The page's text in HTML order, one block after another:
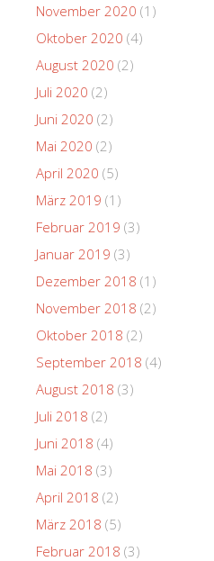
November 2020 (1)
Oktober 2020 (4)
August 2020 (2)
Juli 2020 (2)
Juni 2020 (2)
Mai 2020 (2)
April 2020 (5)
März 2019 (1)
Februar 2019 (3)
Januar 2019 (3)
Dezember 2018 (1)
November 2018 (2)
Oktober 2018 (2)
September 2018 (4)
August 2018 (3)
Juli 2018 (2)
Juni 2018 (4)
Mai 2018 (3)
April 2018 (2)
März 2018 (5)
Februar 2018 (3)